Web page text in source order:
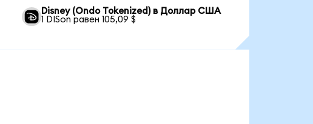
Disney (Ondo Tokenized) в Доллар США
1 DISon равен 105,09 $